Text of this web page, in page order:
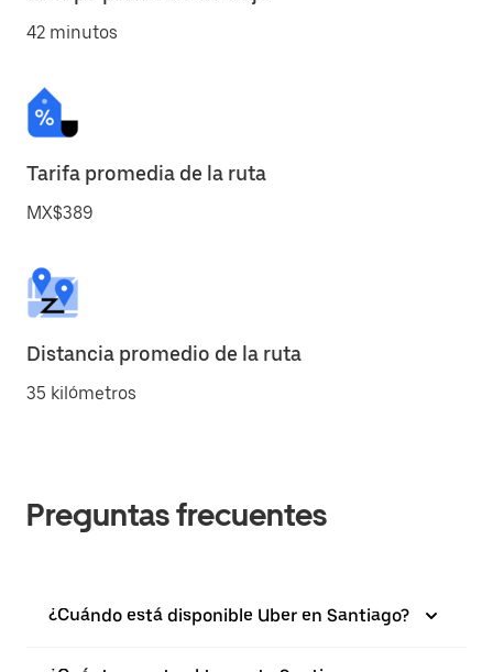
42 minutos
Tarifa promedia de la ruta
MX$389
Distancia promedio de la ruta
35 kilómetros
Preguntas frecuentes
¿Cuándo está disponible Uber en Santiago?